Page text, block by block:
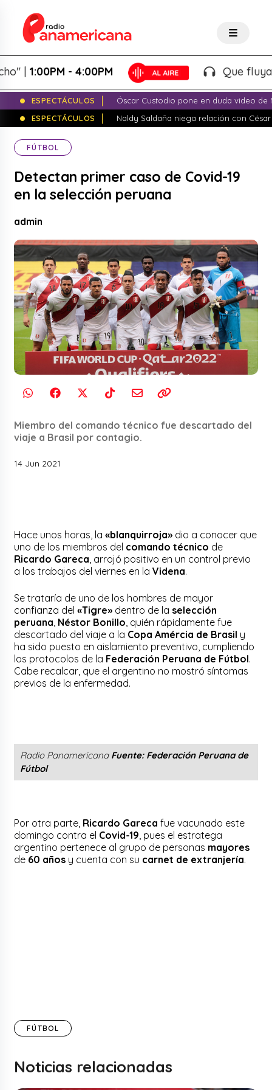
1:00PM - 4:00PM Que fluya la
ESPECTÁCULOS
Óscar Custodio pone en duda video de
ESPECTÁCULOS
Naldy Saldaña niega relación con
FÚTBOL
Detectan primer caso de Covid-19
en la selección peruana
admin
Miembro del comando técnico fue descartado del
viaje a Brasil por contagio.
14 Jun 2021
Hace unos horas, la«blanquirroja» dio a conocer que
uno de los miembros del comando técnico de
Ricardo Gareca , arrojó positivo en un control previo
a los trabajos del viernes en laVidena.
Se trataría de uno de los hombres de mayor
confianza del«Tigre» dentro de la selección
peruana Néstor Bonillo , quién rápidamente fue
descartado del viaje a la Copa Amércia de Brasil y
ha sido puesto en aislamiento preventivo, cumpliendo
los protocolos de la Federación Peruana de Fútbol.
Cabe recalcar, que el argentino no mostró síntomas
previos de la enfermedad.
Radio Panamericana Fuente: Federación Peruana de
Fútbol
Por otra parte, Ricardo Gareca fue vacunado este
domingo contra el Covid-19 , pues el estratega
argentino pertenece al grupo de personas mayores
de 60 años y cuenta con su carnet de extranjería.
FÚTBOL
Noticias relacionadas